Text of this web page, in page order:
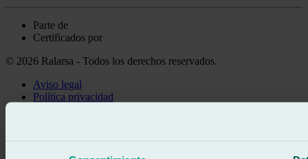
Parte de
Certificados por
© 2026 Ralarsa - Todos los derechos reservados.
Aviso legal
Política privacidad